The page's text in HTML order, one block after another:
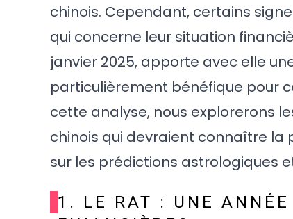
chinois. Cependant, certains
qui concerne leur situation
janvier 2025, apporte avec elle
particulièrement bénéfique pour
cette analyse, nous explorerons
chinois qui devraient connaître la
sur les prédictions astrologiques
1. LE RAT : UNE